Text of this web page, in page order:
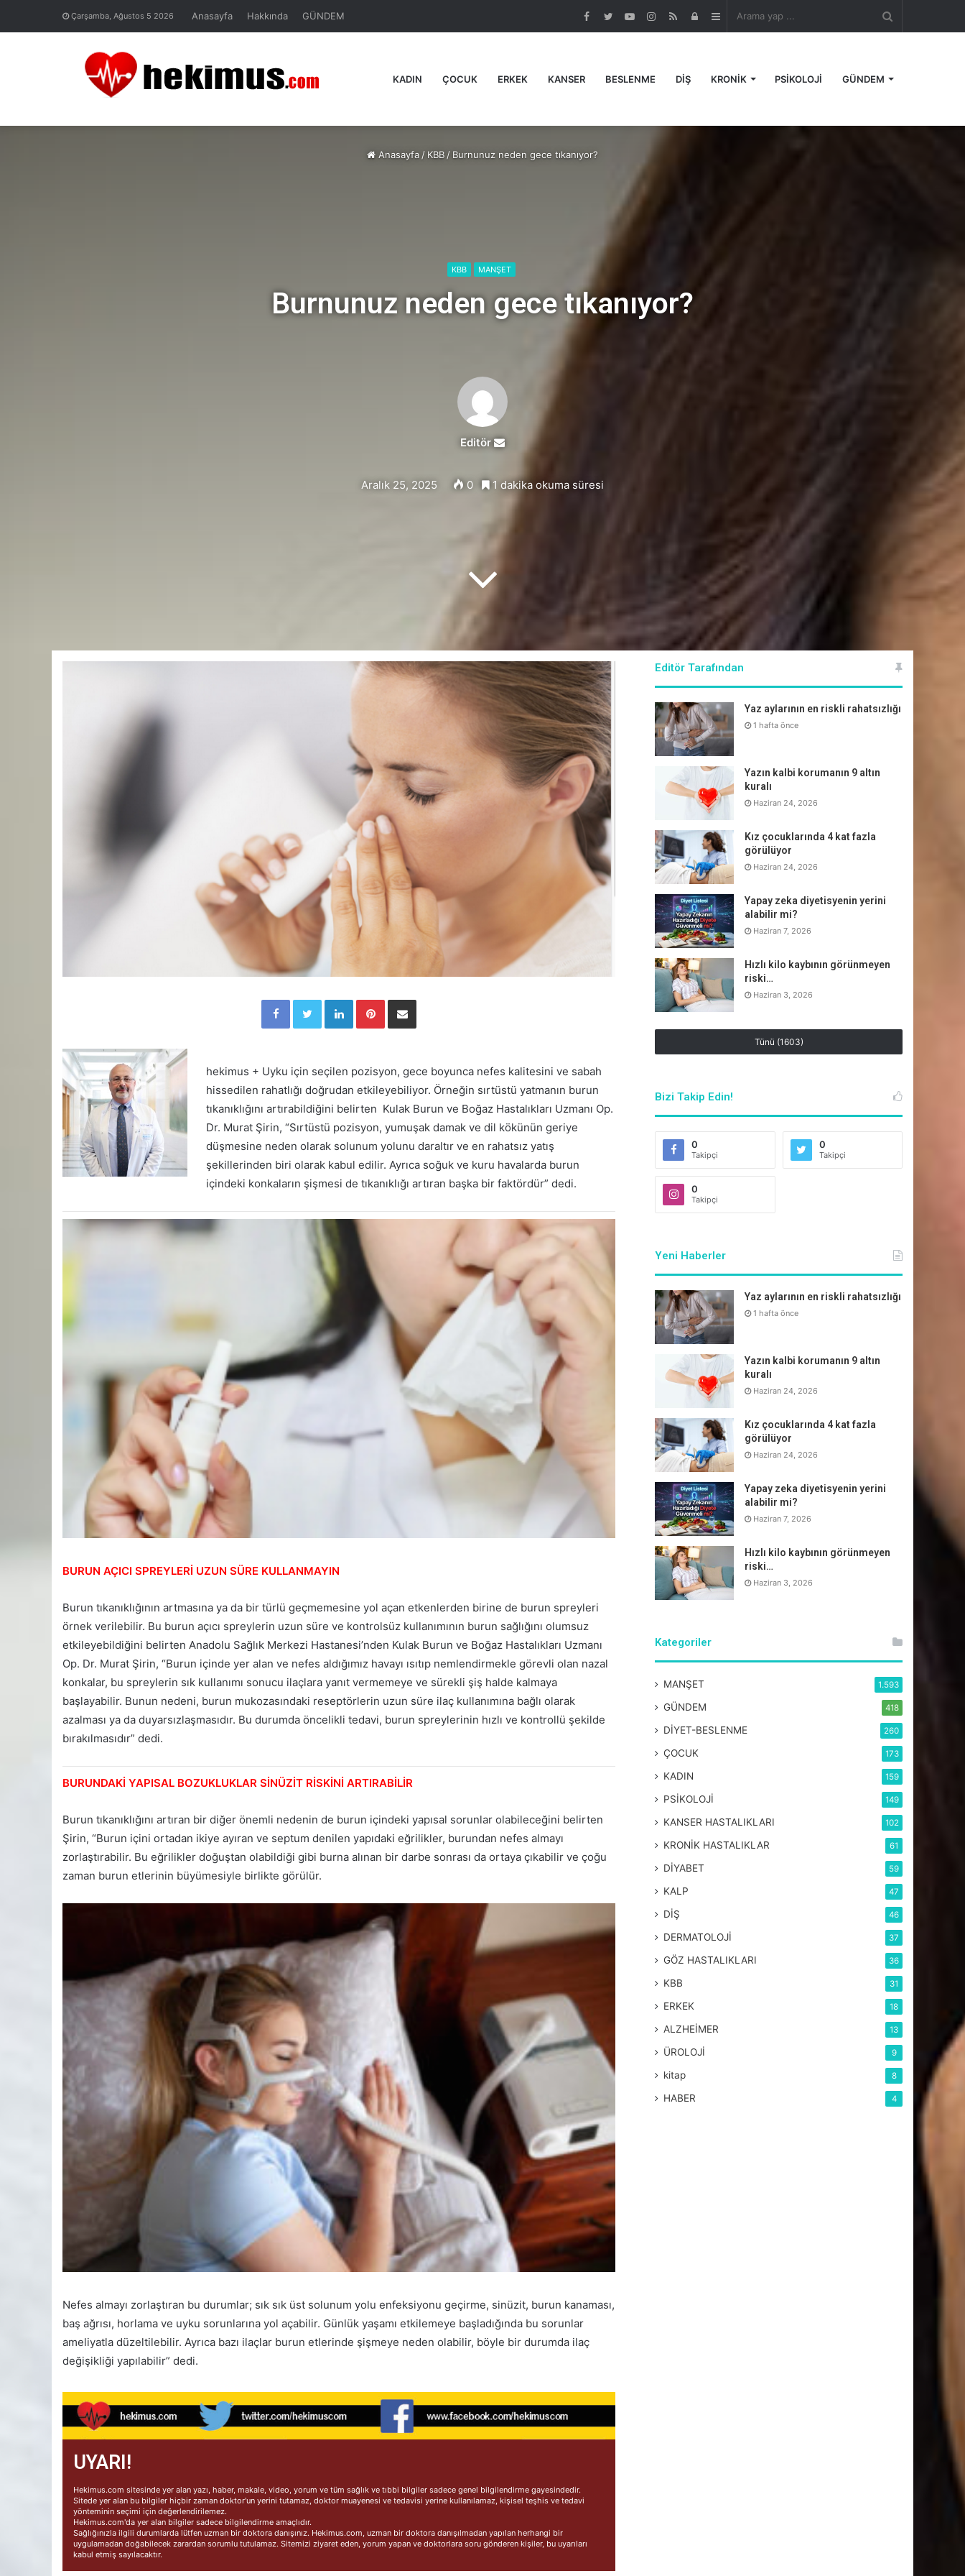
Çarşamba, Ağustos 5 2026 Anasayfa Hakkında GÜNDEM
...
Kenar
Kayıt
RSS
Instagram
YouTube
Twitter
Facebook
KADIN ÇOCUK ERKEK KANSER BESLENME DİŞ KRONİK PSİKOLOJİ GÜNDEM
Anasayfa / KBB / Burnunuz neden gece tıkanıyor?
KBB MANŞET
Burnunuz neden gece tıkanıyor?
Editör
Send
email
Aralık 25, 2025 0 1 dakika okuma süresi
Facebook Twitter LinkedIn Pinterest
hekimus + Uyku için seçilen pozisyon, gece boyunca nefes kalitesini ve sabah
hissedilen rahatlığı doğrudan etkileyebiliyor. Örneğin sırtüstü yatmanın burun
tıkanıklığını artırabildiğini belirten Kulak Burun ve Boğaz Hastalıkları Uzmanı Op.
Dr. Murat Şirin, “Sırtüstü pozisyon, yumuşak damak ve dil kökünün geriye
düşmesine neden olarak solunum yolunu daraltır ve en rahatsız yatış
şekillerinden biri olarak kabul edilir. Ayrıca soğuk ve kuru havalarda burun
içindeki konkaların şişmesi de tıkanıklığı artıran başka bir faktördür” dedi.
BURUN AÇICI SPREYLERİ UZUN SÜRE KULLANMAYIN
Burun tıkanıklığının artmasına ya da bir türlü geçmemesine yol açan etkenlerden birine de burun spreyleri
örnek verilebilir. Bu burun açıcı spreylerin uzun süre ve kontrolsüz kullanımının burun sağlığını olumsuz
etkileyebildiğini belirten Anadolu Sağlık Merkezi Hastanesi’nden Kulak Burun ve Boğaz Hastalıkları Uzmanı
Op. Dr. Murat Şirin, “Burun içinde yer alan ve nefes aldığımız havayı ısıtıp nemlendirmekle görevli olan nazal
konkalar, bu spreylerin sık kullanımı sonucu ilaçlara yanıt vermemeye ve sürekli şiş halde kalmaya
başlayabilir. Bunun nedeni, burun mukozasındaki reseptörlerin uzun süre ilaç kullanımına bağlı olarak
azalması ya da duyarsızlaşmasıdır. Bu durumda öncelikli tedavi, burun spreylerinin hızlı ve kontrollü şekilde
bırakılmasıdır” dedi.
BURUNDAKİ YAPISAL BOZUKLUKLAR SİNÜZİT RİSKİNİ ARTIRABİLİR
Burun tıkanıklığını artıran bir diğer önemli nedenin de burun içindeki yapısal sorunlar olabileceğini belirten
Şirin, “Burun içini ortadan ikiye ayıran ve septum denilen yapıdaki eğrilikler, burundan nefes almayı
zorlaştırabilir. Bu eğrilikler doğuştan olabildiği gibi burna alınan bir darbe sonrası da ortaya çıkabilir ve çoğu
zaman burun etlerinin büyümesiyle birlikte görülür.
Nefes almayı zorlaştıran bu durumlar; sık sık üst solunum yolu enfeksiyonu geçirme, sinüzit, burun kanaması,
baş ağrısı, horlama ve uyku sorunlarına yol açabilir. Günlük yaşamı etkilemeye başladığında bu sorunlar
ameliyatla düzeltilebilir. Ayrıca bazı ilaçlar burun etlerinde şişmeye neden olabilir, böyle bir durumda ilaç
değişikliği yapılabilir” dedi.
UYARI!
Hekimus.com sitesinde yer alan yazı, haber, makale, video, yorum ve tüm sağlık ve tıbbi bilgiler sadece genel bilgilendirme gayesindedir.
Sitede yer alan bu bilgiler hiçbir zaman doktor'un yerini tutamaz, doktor muayenesi ve tedavisi yerine kullanılamaz, kişisel teşhis ve tedavi
yönteminin seçimi için değerlendirilemez.
Hekimus.com'da yer alan bilgiler sadece bilgilendirme amaçlıdır.
Sağlığınızla ilgili durumlarda lütfen uzman bir doktora danışınız. Hekimus.com, uzman bir doktora danışılmadan yapılan herhangi bir
uygulamadan doğabilecek zarardan sorumlu tutulamaz. Sitemizi ziyaret eden, yorum yapan ve doktorlara soru gönderen kişiler, bu uyarıları
kabul etmiş sayılacaktır.
Editör Tarafından
Yaz aylarının en riskli rahatsızlığı
1 hafta önce
Yazın kalbi korumanın 9 altın
kuralı
Haziran 24, 2026
Kız çocuklarında 4 kat fazla
görülüyor
Haziran 24, 2026
Yapay zeka diyetisyenin yerini
alabilir mi?
Haziran 7, 2026
Hızlı kilo kaybının görünmeyen
riski…
Haziran 3, 2026
Tünü (1603)
Bizi Takip Edin!
0
Takipçi
0
Takipçi
0
Takipçi
Yeni Haberler
Yaz aylarının en riskli rahatsızlığı
1 hafta önce
Yazın kalbi korumanın 9 altın
kuralı
Haziran 24, 2026
Kız çocuklarında 4 kat fazla
görülüyor
Haziran 24, 2026
Yapay zeka diyetisyenin yerini
alabilir mi?
Haziran 7, 2026
Hızlı kilo kaybının görünmeyen
riski…
Haziran 3, 2026
Kategoriler
MANŞET 1.593
GÜNDEM 418
DİYET-BESLENME 260
ÇOCUK 173
KADIN 159
PSİKOLOJİ 149
KANSER HASTALIKLARI 102
KRONİK HASTALIKLAR 61
DİYABET 59
KALP 47
DİŞ 46
DERMATOLOJİ 37
GÖZ HASTALIKLARI 36
KBB 31
ERKEK 18
ALZHEİMER 13
ÜROLOJİ 9
kitap 8
HABER 4